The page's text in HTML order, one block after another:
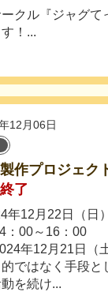
クル『ジャグて
！...
12月06日
作プロジェ
了
年12月22日（日）
：00～16：00
年12月21日（土
ではなく手段
を続け...